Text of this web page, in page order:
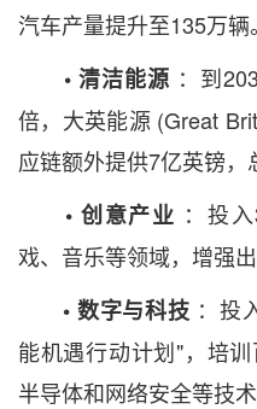
汽车产量提升至135万辆。
• 清洁能源 ：到
倍，大英能源 (Great
应链额外提供7亿英镑，
• 创意产业 ：投
戏、音乐等领域，增强
• 数字与科技 ：投
能机遇行动计划"，培训
半导体和网络安全等技术